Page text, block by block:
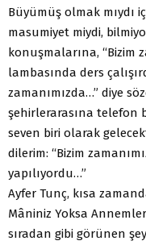
Büyümüş olmak mıydı
masumiyet miydi,
konuşmalarına, “Bizim
lambasında ders
zamanımızda…” diye
şehirlerarasına telefon
seven biri olarak
dilerim: “Bizim
yapılıyordu…”
Ayfer Tunç, kısa
Mâniniz Yoksa
sıradan gibi görünen